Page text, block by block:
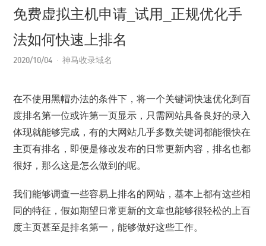
免费虚拟主机申请_试用_正规优化手
法如何快速上排名
2020/10/04 神马收录域名
在不使用黑帽办法的条件下，将一个关键词快速优化到百
度排名第一位或许第一页显示，只需网站具备良好的录入
体现就能够完成，有的大网站几乎多数关键词都能很快在
主页有排名，即便是修改发布的日常更新内容，排名也都
很好，那么这是怎么做到的呢。
我们能够调查一些容易上排名的网站，基本上都有这些相
同的特征，假如期望日常更新的文章也能够很轻松的上百
度主页甚至是排名第一，能够做好这些工作。